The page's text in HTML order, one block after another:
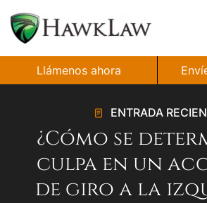
Ir al contenido principal
Llámenos ahora
ENTRADA
¿Cómo se
culpa en un
de giro a la